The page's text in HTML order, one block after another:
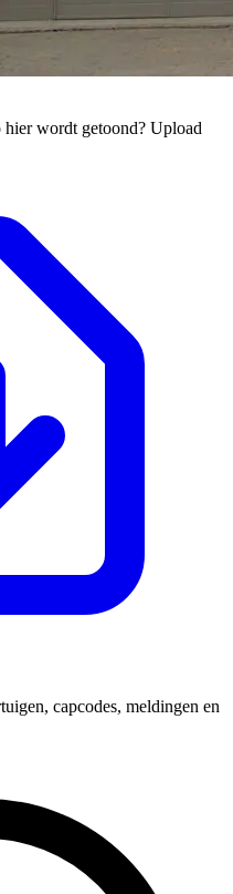
wordt getoond? Upload
capcodes, meldingen en